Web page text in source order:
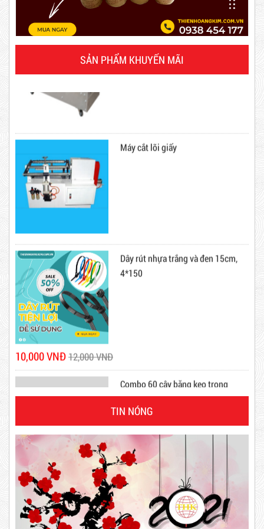
Combo 20 Cây Băng Keo Đục 60mm 200Y 2kg
Mã sản phẩm: BKD60mmx2kg
Dây Rút Nhựa Trắng Và Đen 20cm
Mã sản phẩm: DRN20cm
Dây Rút Nhựa Trắng Và Đen 15cm, 4*150
10,000 VNĐ 12,000 VNĐ
Mã sản phẩm: DR15
SẢN PHẨM KHUYẾN MÃI
10,000 VNĐ12,000 VNĐ
63,000 VNĐ65,000 VNĐ
Dây rút nhựa trắng và đen 10cm,
3*100
TIN NÓNG